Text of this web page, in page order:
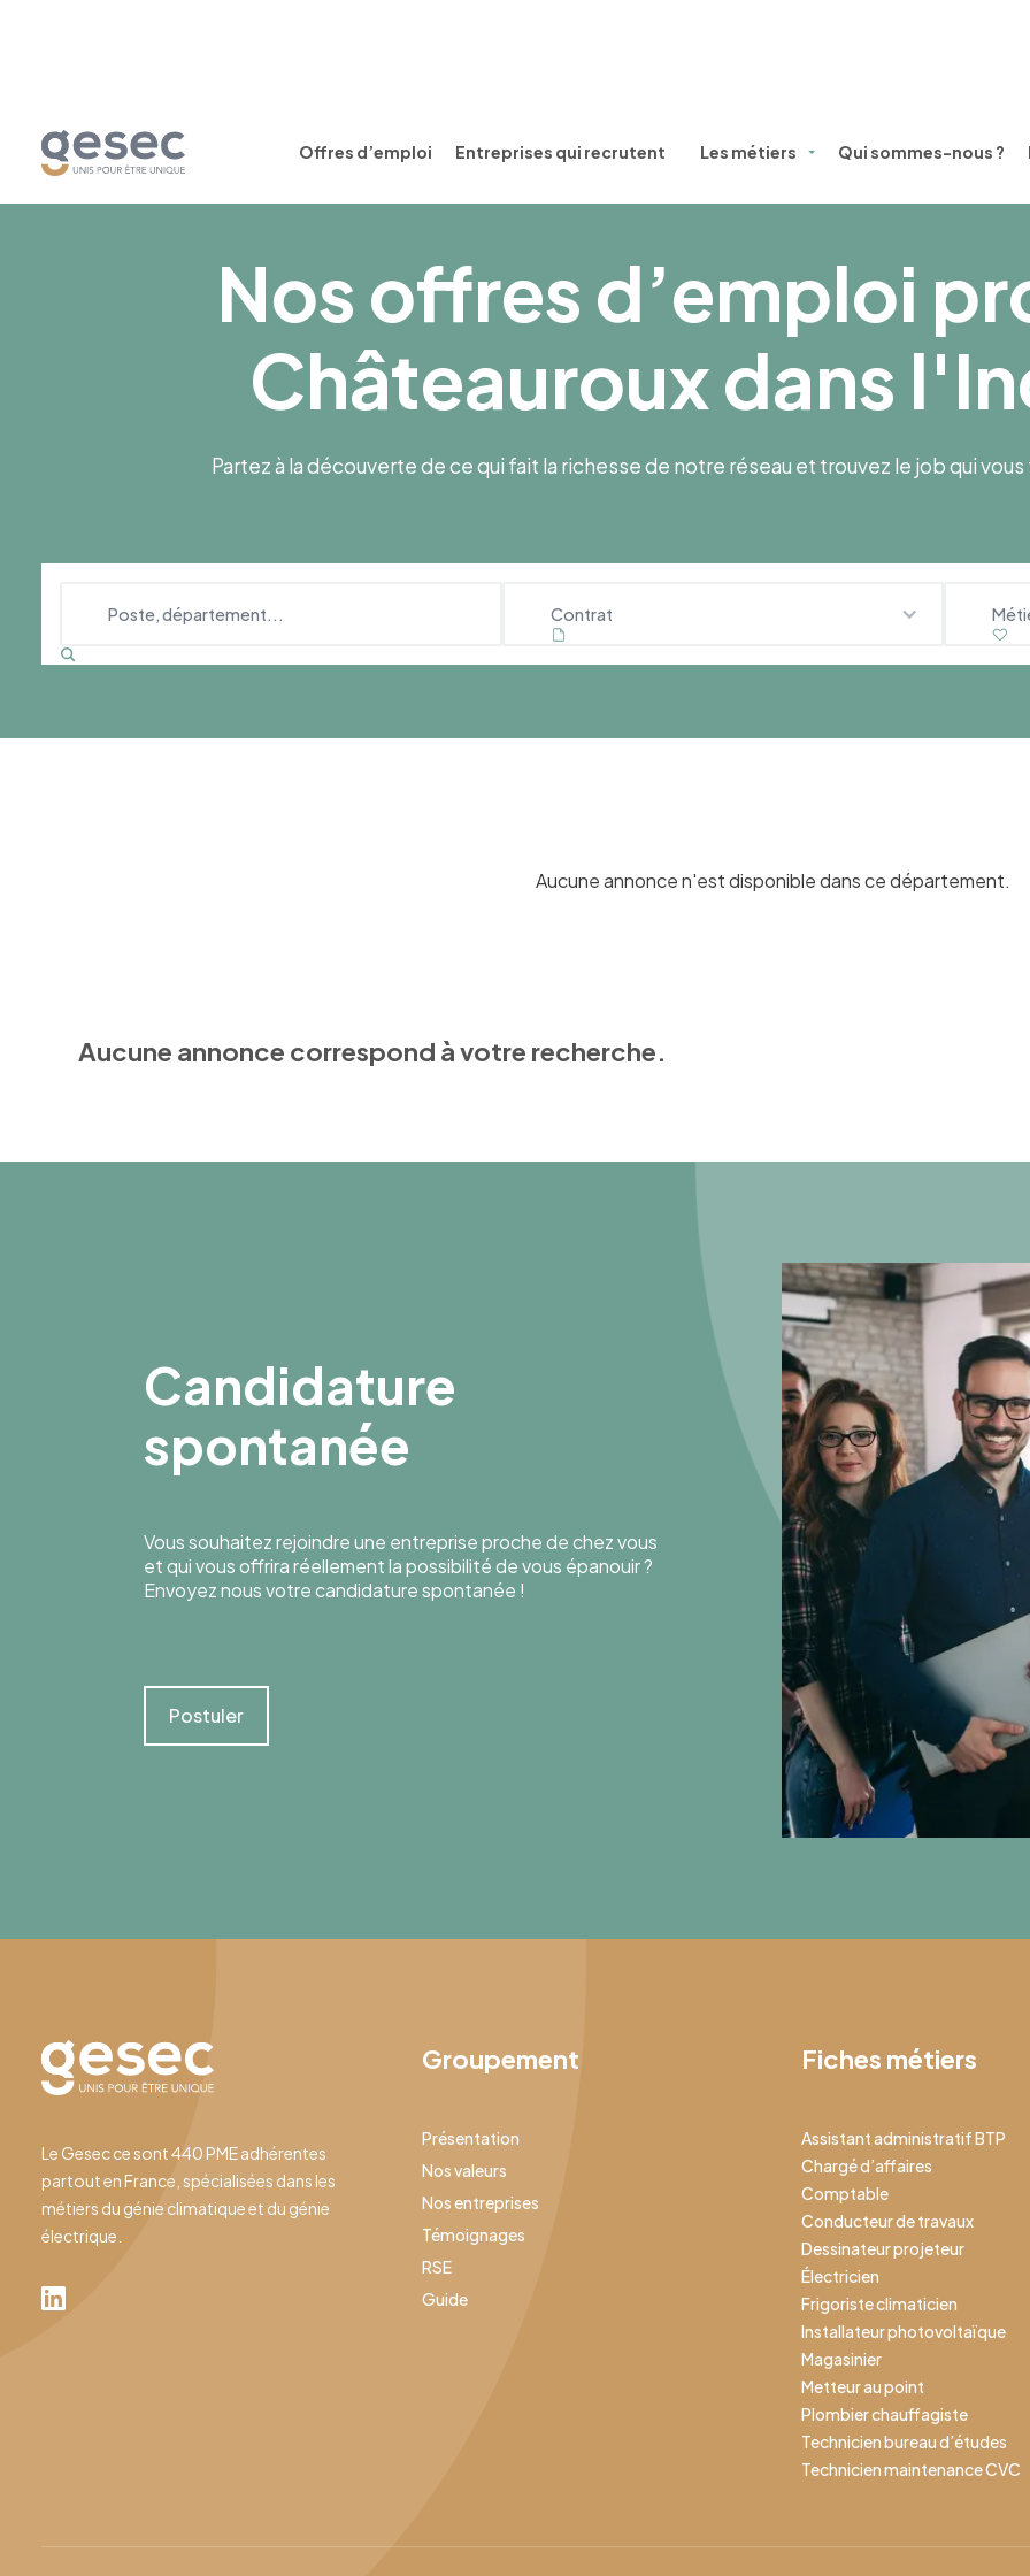
Offres d’emploi Entreprises qui recrutent Les métiers Qui sommes-nous ?
Nos offres d’emploi
Châteauroux dans
Partez à la découverte de ce qui fait la richesse de notre réseau et trouvez le job qui
Contrat
Aucune annonce n'est disponible dans ce département.
Aucune annonce correspond à votre recherche.
Candidature
spontanée
Vous souhaitez rejoindre une entreprise proche de chez vous
et qui vous offrira réellement la possibilité de vous épanouir ?
Envoyez nous votre candidature spontanée !
Postuler
Le Gesec ce sont 440 PME adhérentes
partout en France, spécialisées dans les
métiers du génie climatique et du génie
électrique.
Groupement
Présentation
Nos valeurs
Nos entreprises
Témoignages
RSE
Guide
Fiches métiers
Assistant administratif BTP
Chargé d’affaires
Comptable
Conducteur de travaux
Dessinateur projeteur
Électricien
Frigoriste climaticien
Installateur photovoltaïque
Magasinier
Metteur au point
Plombier chauffagiste
Technicien bureau d’études
Technicien maintenance CVC